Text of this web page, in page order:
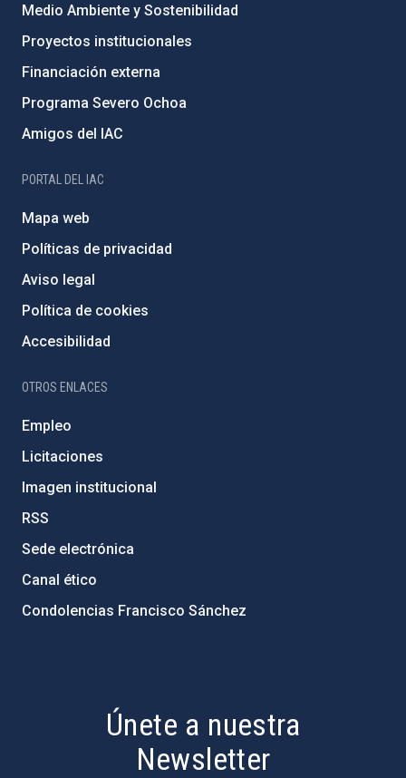
Medio Ambiente y Sostenibilidad
Proyectos institucionales
Financiación externa
Programa Severo Ochoa
Amigos del IAC
PORTAL DEL IAC
Mapa web
Políticas de privacidad
Aviso legal
Política de cookies
Accesibilidad
OTROS ENLACES
Empleo
Licitaciones
Imagen institucional
RSS
Sede electrónica
Canal ético
Condolencias Francisco Sánchez
Únete a nuestra
Newsletter